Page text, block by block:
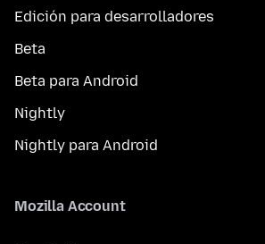
Edición para desarrolladores
Beta
Beta para Android
Nightly
Nightly para Android
Mozilla Account